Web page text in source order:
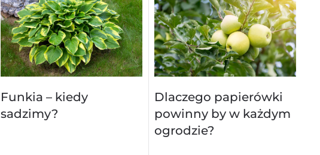
Funkia – kiedy
sadzimy?
Dlaczego papierówki
powinny by w każdym
ogrodzie?